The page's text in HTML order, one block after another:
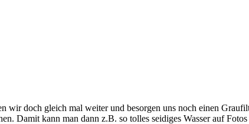
wir doch gleich mal weiter und besorgen uns noch einen
Damit kann man dann z.B. so tolles seidiges Wasser auf Fotos